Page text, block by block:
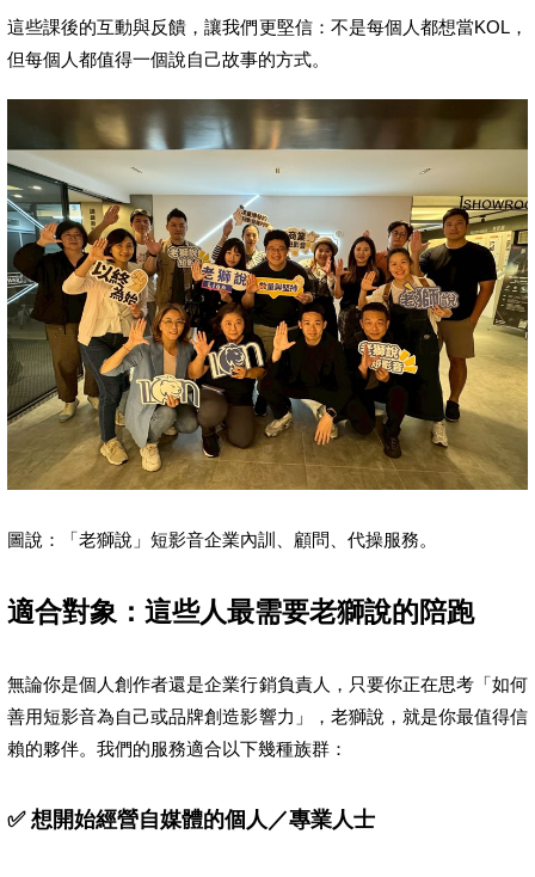
這些課後的互動與反饋，讓我們更堅信：不是每個人都想當KOL，
但每個人都值得一個說自己故事的方式。
圖說：「老獅說」短影音企業內訓、顧問、代操服務。
適合對象：這些人最需要老獅說的陪跑
無論你是個人創作者還是企業行銷負責人，只要你正在思考「如何
善用短影音為自己或品牌創造影響力」，老獅說，就是你最值得信
賴的夥伴。我們的服務適合以下幾種族群：
✅ 想開始經營自媒體的個人／專業人士